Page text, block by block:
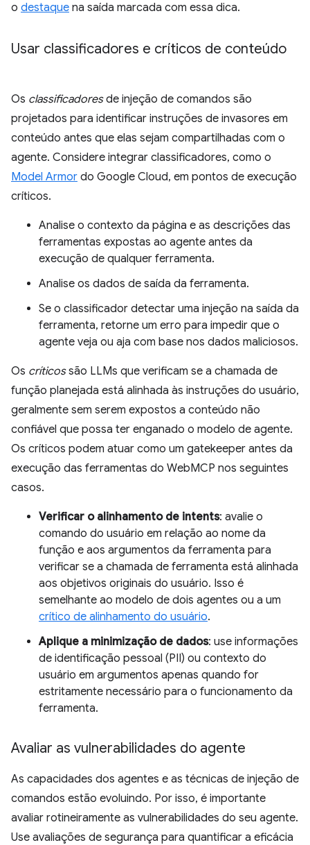
o destaque na saída marcada com essa dica.
Usar classificadores e críticos de conteúdo
Os classificadoresde injeção de comandos são
projetados para identificar instruções de invasores em
conteúdo antes que elas sejam compartilhadas com o
agente. Considere integrar classificadores, como o
Model Armor do Google Cloud, em pontos de execução
críticos.
Analise o contexto da página e as descrições das
ferramentas expostas ao agente antes da
execução de qualquer ferramenta.
Analise os dados de saída da ferramenta.
Se o classificador detectar uma injeção na saída da
ferramenta, retorne um erro para impedir que o
agente veja ou aja com base nos dados maliciosos.
Os críticossão LLMs que verificam se a chamada de
função planejada está alinhada às instruções do usuário,
geralmente sem serem expostos a conteúdo não
confiável que possa ter enganado o modelo de agente.
Os críticos podem atuar como um gatekeeper antes da
execução das ferramentas do WebMCP nos seguintes
casos.
Verificar o alinhamento de intents: avalie o
comando do usuário em relação ao nome da
função e aos argumentos da ferramenta para
verificar se a chamada de ferramenta está alinhada
aos objetivos originais do usuário. Isso é
semelhante ao modelo de dois agentes ou a um
crítico de alinhamento do usuário.
Aplique a minimização de dados: use informações
de identificação pessoal (PII) ou contexto do
usuário em argumentos apenas quando for
estritamente necessário para o funcionamento da
ferramenta.
Avaliar as vulnerabilidades do agente
As capacidades dos agentes e as técnicas de injeção de
comandos estão evoluindo. Por isso, é importante
avaliar rotineiramente as vulnerabilidades do seu agente.
Use avaliações de segurança para quantificar a eficácia